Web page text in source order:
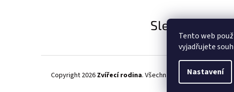
Tento web
vyjadřujete
Nastavení
Sledujte nás
Copyright 2026 Zvířecí rodina. Všechna práva vyhrazena.